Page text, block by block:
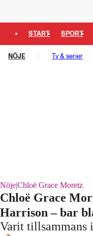
START SPORT
TV
NÖJE Tv & serier
Nöje|Chloë Grace Moretz
Chloë Grace
Harrison – bar
Varit tillsammans